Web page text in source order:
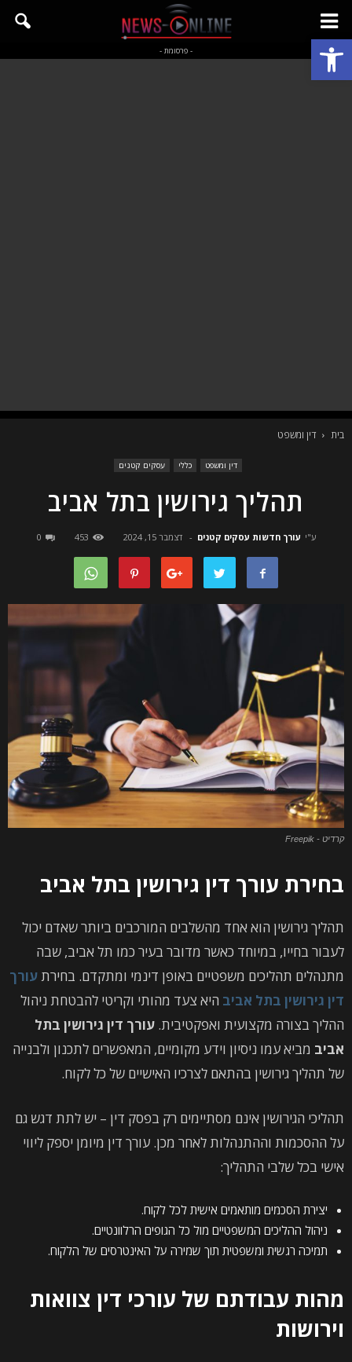
פתח סרגל נגישות - פרסומת -
בית דין ומשפט
דין ומשפט כללי עסקים קטנים
תהליך גירושין בתל אביב
ע"י עורך חדשות עסקים קטנים - דצמבר 15, 2024 453
0
קרדיט - Freepik
בחירת עורך דין גירושין בתל אביב
תהליך גירושין הוא אחד מהשלבים המורכבים ביותר שאדם יכול
לעבור בחייו, במיוחד כאשר מדובר בעיר כמו תל אביב, שבה
מתנהלים תהליכים משפטיים באופן דינמי ומתקדם. בחירתעורך
דין גירושין בתל אביב היא צעד מהותי וקריטי להבטחת ניהול
ההליך בצורה מקצועית ואפקטיבית. עורך דין גירושין בתל
אביב מביא עמו ניסיון וידע מקומיים, המאפשרים לתכנון ולבנייה
של תהליך גירושין בהתאם לצרכיו האישיים של כל לקוח.
תהליכי הגירושין אינם מסתיימים רק בפסק דין – יש לתת דגש גם
על ההסכמות וההתנהלות לאחר מכן. עורך דין מיומן יספק ליווי
אישי בכל שלבי התהליך:
יצירת הסכמים מותאמים אישית לכל לקוח.
ניהול ההליכים המשפטיים מול כל הגופים הרלוונטיים.
תמיכה רגשית ומשפטית תוך שמירה על האינטרסים של הלקוח.
מהות עבודתם של עורכי דין צוואות
וירושות